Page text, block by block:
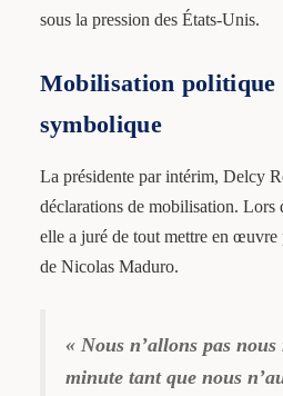
sous la pression des États-Unis.
Mobilisation politique
symbolique
La présidente par intérim, Delcy
déclarations de mobilisation. Lors
elle a juré de tout mettre en
de Nicolas Maduro.
« Nous n’allons pas nous
minute tant que nous